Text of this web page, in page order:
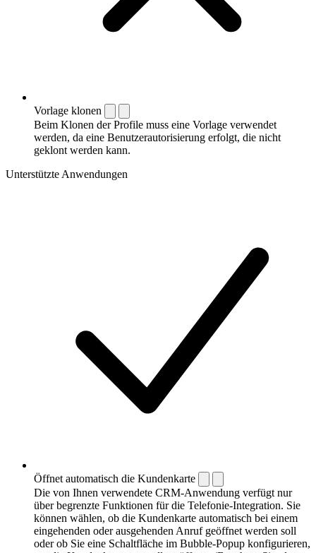
Vorlage klonen
Beim Klonen der Profile muss eine Vorlage verwendet
werden, da eine Benutzerautorisierung erfolgt, die nicht
geklont werden kann.
Unterstützte Anwendungen
Öffnet automatisch die Kundenkarte
Die von Ihnen verwendete CRM-Anwendung verfügt nur
über begrenzte Funktionen für die Telefonie-Integration. Sie
können wählen, ob die Kundenkarte automatisch bei einem
eingehenden oder ausgehenden Anruf geöffnet werden soll
oder ob Sie eine Schaltfläche im Bubble-Popup konfigurieren,